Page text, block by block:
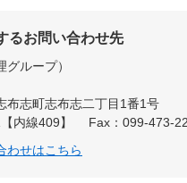
るお問い合わせ先
グループ
布志町志布志二丁目1番1号
内線409】
Fax：099-473-
わせはこちら